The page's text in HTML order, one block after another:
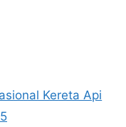
Kereta Api